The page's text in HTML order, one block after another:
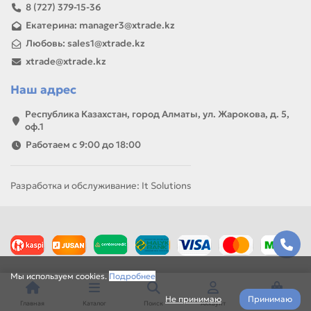
Мы используем cookies. Подробнее
Не принимаю Принимаю
8 (727) 379-15-36
Екатерина: manager3@xtrade.kz
Любовь: sales1@xtrade.kz
xtrade@xtrade.kz
Наш адрес
Республика Казахстан, город Алматы, ул. Жарокова, д. 5,
оф.1
Работаем с 9:00 до 18:00
Разработка и обслуживание: It Solutions
Главная Каталог Поиск Аккаунт Корзина